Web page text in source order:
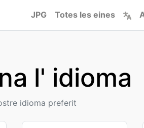
JPG Totes les eines
l' idioma
idioma preferit